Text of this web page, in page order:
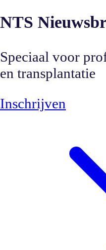
NTS
Speciaal voor
en transplantatie
Inschrijven